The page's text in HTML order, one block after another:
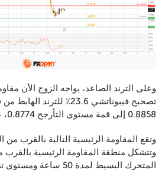
وعلى الترند الصاعد، يواجه الزوج الأن
تصحيح فيبوناتشي 23.6٪
0.8858 إلى قمة مستوى التأرجح 0.8774، عند المستوى 0.8795.
وتتشكل منطقة المقاومة الرئيسية
المتحرك البسيط لمدة 50